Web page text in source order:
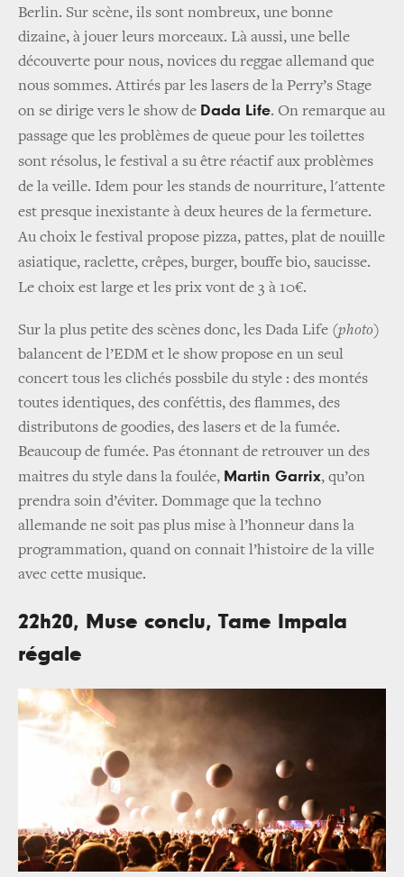
Berlin. Sur scène, ils sont nombreux, une bonne
dizaine, à jouer leurs morceaux. Là aussi, une belle
découverte pour nous, novices du reggae allemand que
nous sommes. Attirés par les lasers de la Perry’s Stage
on se dirige vers le show de Dada Life. On remarque au
passage que les problèmes de queue pour les toilettes
sont résolus, le festival a su être réactif aux problèmes
de la veille. Idem pour les stands de nourriture, l'attente
est presque inexistante à deux heures de la fermeture.
Au choix le festival propose pizza, pattes, plat de nouille
asiatique, raclette, crêpes, burger, bouffe bio, saucisse.
Le choix est large et les prix vont de 3 à 10€.
Sur la plus petite des scènes donc, les Dada Life (photo)
balancent de l’EDM et le show propose en un seul
concert tous les clichés possbile du style : des montés
toutes identiques, des conféttis, des flammes, des
distributons de goodies, des lasers et de la fumée.
Beaucoup de fumée. Pas étonnant de retrouver un des
maitres du style dans la foulée, Martin Garrix, qu’on
prendra soin d’éviter. Dommage que la techno
allemande ne soit pas plus mise à l’honneur dans la
programmation, quand on connait l’histoire de la ville
avec cette musique.
22h20, Muse conclu, Tame Impala
régale